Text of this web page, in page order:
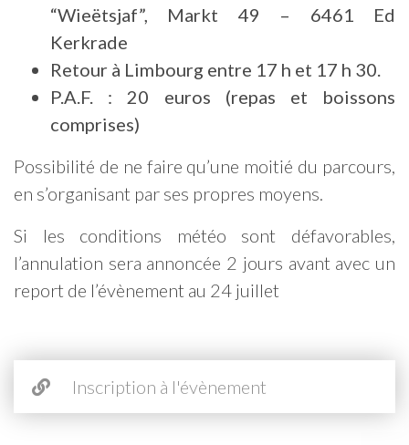
“Wieëtsjaf”, Markt 49 – 6461 Ed
Kerkrade
Retour à Limbourg entre 17 h et 17 h 30.
P.A.F. : 20 euros (repas et boissons
comprises)
Possibilité de ne faire qu’une moitié du parcours,
en s’organisant par ses propres moyens.
Si les conditions météo sont défavorables,
l’annulation sera annoncée 2 jours avant avec un
report de l’évènement au 24 juillet
Inscription à l'évènement